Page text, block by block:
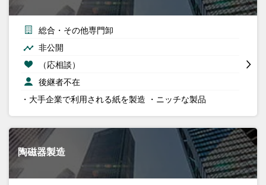
総合・その他専門卸
非公開
（応相談）
後継者不在
・大手企業で利用される紙を製造 ・ニッチな製品
陶磁器製造